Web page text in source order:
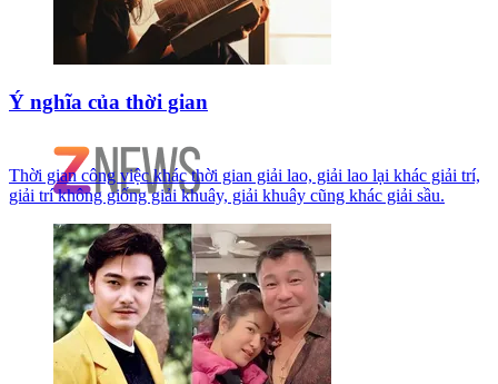
Ý nghĩa của thời gian
Thời gian công việc khác thời gian giải lao, giải lao lại khác giải trí,
giải trí không giống giải khuây, giải khuây cũng khác giải sầu.